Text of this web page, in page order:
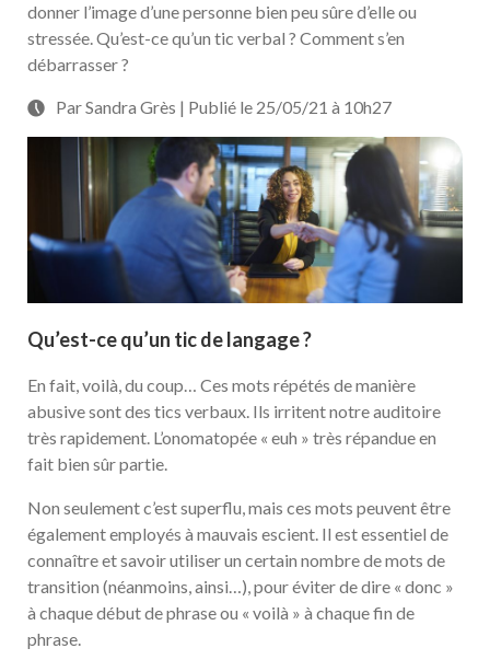
donner l’image d’une personne bien peu sûre d’elle ou
stressée. Qu’est-ce qu’un tic verbal ? Comment s’en
débarrasser ?
Par Sandra Grès | Publié le 25/05/21 à 10h27
Qu’est-ce qu’un tic de langage ?
En fait, voilà, du coup… Ces mots répétés de manière
abusive sont des tics verbaux. Ils irritent notre auditoire
très rapidement. L’onomatopée « euh » très répandue en
fait bien sûr partie.
Non seulement c’est superflu, mais ces mots peuvent être
également employés à mauvais escient. Il est essentiel de
connaître et savoir utiliser un certain nombre de mots de
transition (néanmoins, ainsi…), pour éviter de dire « donc »
à chaque début de phrase ou « voilà » à chaque fin de
phrase.